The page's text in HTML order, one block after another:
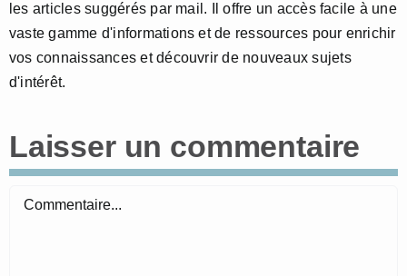
les articles suggérés par mail. Il offre un accès facile à une
vaste gamme d'informations et de ressources pour enrichir
vos connaissances et découvrir de nouveaux sujets
d'intérêt.
Laisser un commentaire
Commentaire